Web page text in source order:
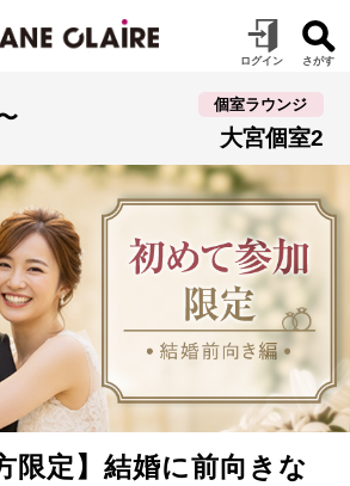
個室ラウンジ
大宮個室2
限定】結婚に前向きな